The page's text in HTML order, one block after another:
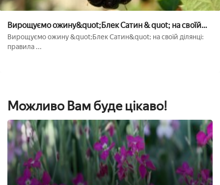
Вирощуємо ожину&quot;Блек Сатин & quot; на своїй
ділянці: правила посадки та догляду
Вирощуємо ожину &quot;Блек Сатин&quot; на своїй ділянці:
правила ...
Можливо Вам буде цікаво!